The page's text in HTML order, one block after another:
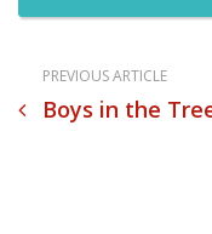
PREVIOUS ARTICLE
Boys in the